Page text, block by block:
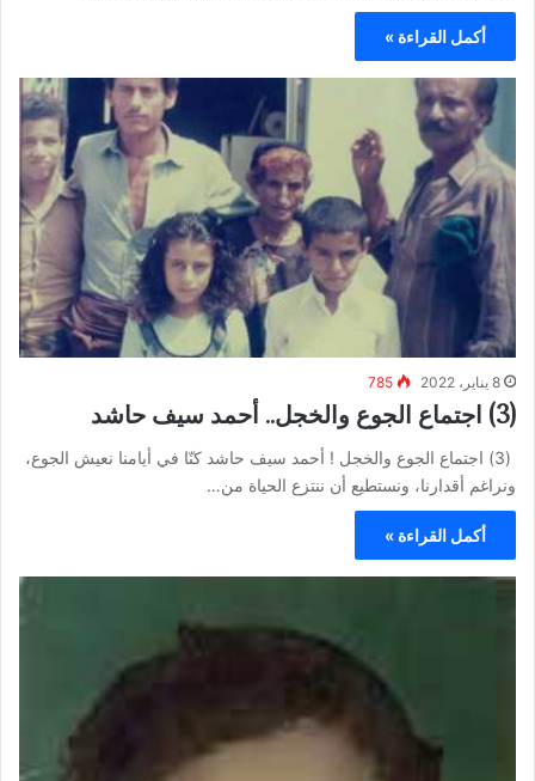
أكمل القراءة »
8 يناير، 2022 785
(3) اجتماع الجوع والخجل.. أحمد سيف حاشد
(3) اجتماع الجوع والخجل ! أحمد سيف حاشد كنّا في أيامنا نعيش الجوع،
ونراغم أقدارنا، ونستطيع أن ننتزع الحياة من…
أكمل القراءة »